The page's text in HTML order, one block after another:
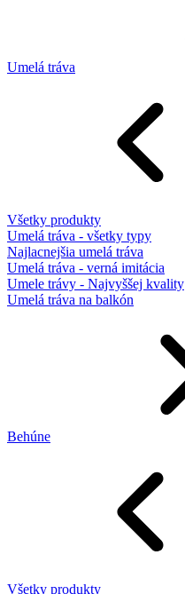
Umelá tráva
Všetky produkty
Umelá tráva - všetky typy
Najlacnejšia umelá tráva
Umelá tráva - verná imitácia
Umele trávy - Najvyššej kvality
Umelá tráva na balkón
Behúne
Všetky produkty